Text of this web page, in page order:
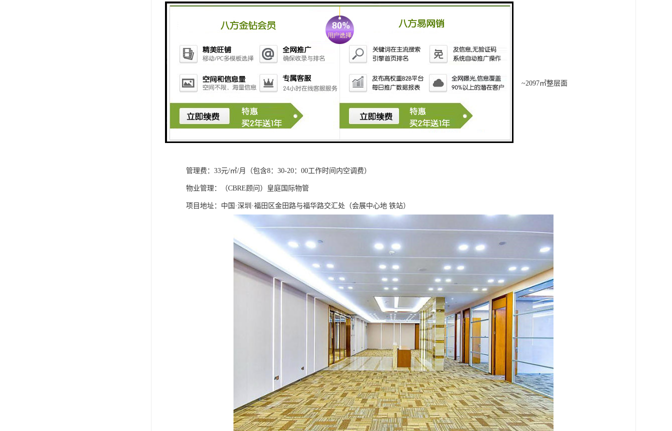
大堂面积：1624.37㎡
参考租金：300~500/月/平米
户型面积：326㎡~330㎡~398㎡~495㎡~570㎡~600㎡~678㎡~708㎡~786㎡~803㎡~847㎡~980㎡~111㎡~1150㎡~2097㎡整层面
积约：2200平米、面积任意组合
交楼时间：2019年5月底
管理费：33元/㎡/月（包含8：30-20：00工作时间内空调费）
物业管理：（CBRE顾问）皇庭国际物管
项目地址：中国·深圳·福田区金田路与福华路交汇处（会展中心地 铁站）